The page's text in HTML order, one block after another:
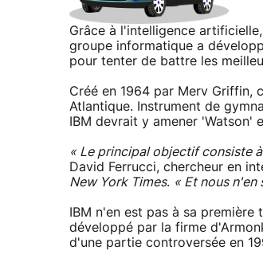
Grâce à l'intelligence
groupe informatique a
pour tenter de battre les
Créé en 1964 par Merv Griffin,
Atlantique. Instrument de
IBM devrait y amener 'Watson'
« Le principal objectif consiste
David Ferrucci, chercheur en
New York Times. « Et nous n'en
IBM n'en est pas à sa
développé par la firme
d'une partie controversée en